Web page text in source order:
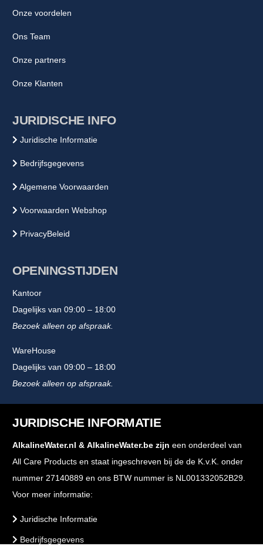
Onze voordelen
Ons Team
Onze partners
Onze Klanten
JURIDISCHE INFO
Juridische Informatie
Bedrijfsgegevens
Algemene Voorwaarden
Voorwaarden Webshop
PrivacyBeleid
OPENINGSTIJDEN
Kantoor
Dagelijks van 09:00 – 18:00
Bezoek alleen op afspraak.
WareHouse
Dagelijks van 09:00 – 18:00
Bezoek alleen op afspraak.
JURIDISCHE INFORMATIE
AlkalineWater.nl & AlkalineWater.be zijn een onderdeel van
All Care Products en staat ingeschreven bij de de K.v.K. onder
nummer 27140889 en ons BTW nummer is NL001332052B29.
Voor meer informatie:
Juridische Informatie
Bedrijfsgegevens